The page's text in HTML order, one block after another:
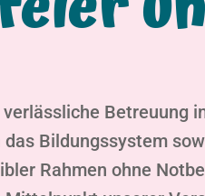
Betreuung
Bildungssystem
Rahmen ohne